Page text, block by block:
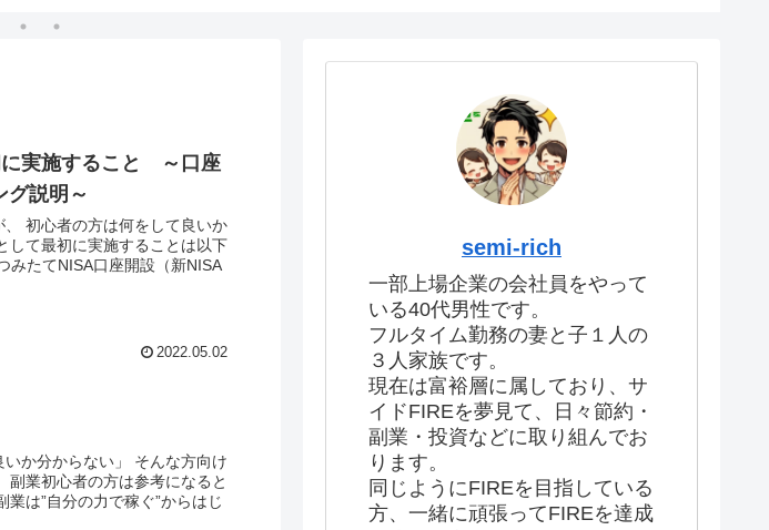
+5,455万円のリアル運用
に実施すること ～口座
グ説明～
初心者の方は何をして良いか
して最初に実施することは以下
みたてNISA口座開設（新NISA
2022.05.02
いか分からない」 そんな方向け
副業初心者の方は参考になると
は”自分の力で稼ぐ”からはじ
semi-rich
一部上場企業の会社員をやって
いる40代男性です。
フルタイム勤務の妻と子１人の
３人家族です。
現在は富裕層に属しており、サ
イドFIREを夢見て、日々節約・
副業・投資などに取り組んでお
ります。
同じようにFIREを目指している
方、一緒に頑張ってFIREを達成